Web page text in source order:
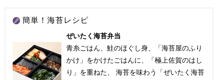
簡単！海苔レシピ
ぜいたく海苔弁当
青糸ごはん、鮭のほぐし身、「海苔屋のふり
かけ」をかけたごはんに、「極上佐賀のはし
り」を重ねた、 海苔を味わう「ぜいたく海苔